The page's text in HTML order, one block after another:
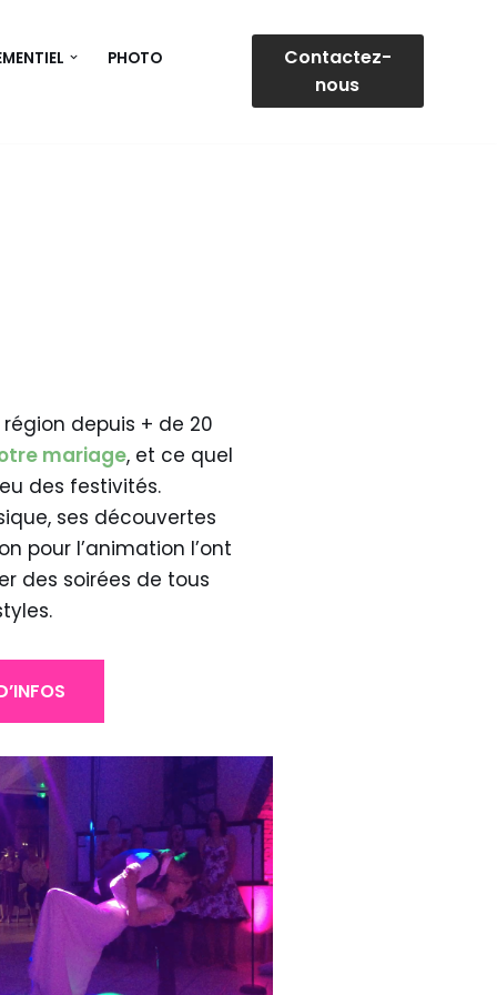
PHOTO
Contactez-
nous
depuis + de 20
mariage, et ce quel
des festivités.
ses découvertes
pour l’animation l’ont
des soirées de tous